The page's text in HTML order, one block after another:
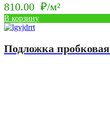
810.00 ₽/м²
В корзину
Подложка